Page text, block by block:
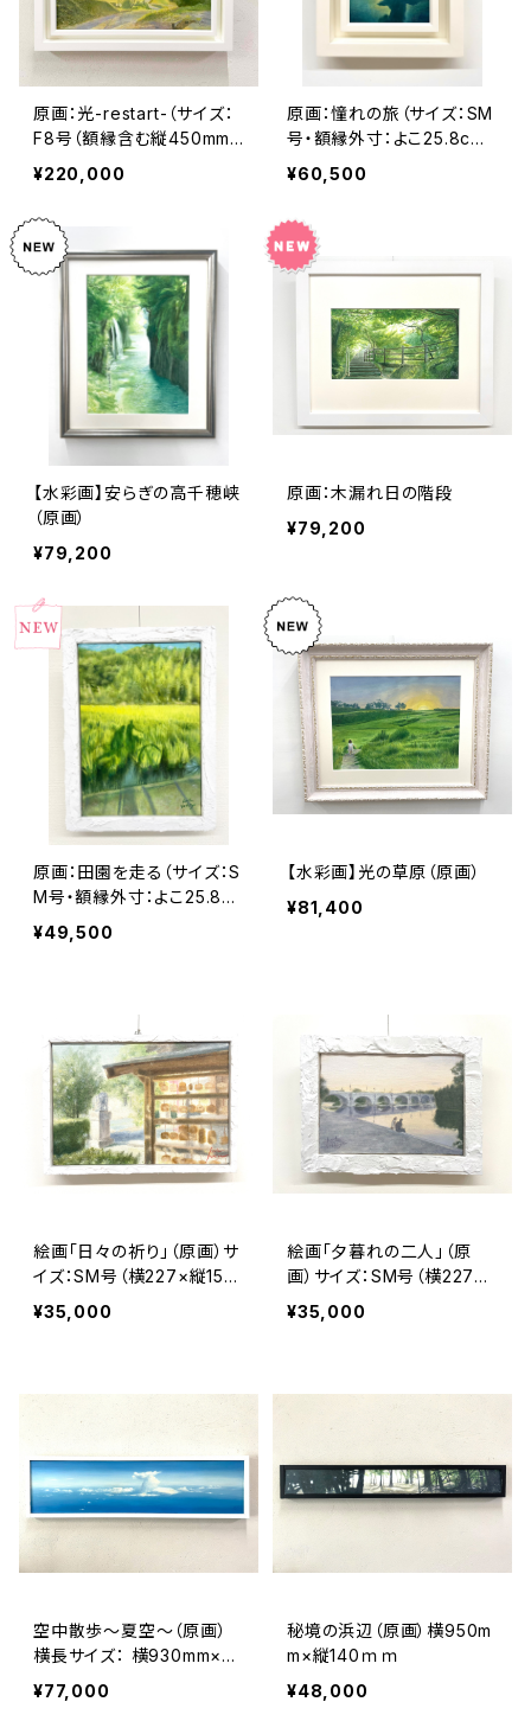
原画：光-restart-（サイズ：
F8号（額縁含む縦450mm×
横560mm×奥行45mm））
¥220,000
原画：憧れの旅（サイズ：SM
号・額縁外寸：よこ25.8cm×
たて32.7㎝×奥行4.5㎝）
¥60,500
【水彩画】安らぎの高千穂峡
（原画）
¥79,200
原画：木漏れ日の階段
¥79,200
原画：田園を走る（サイズ：S
M号・額縁外寸：よこ25.8c
m×たて32.7㎝×奥行4.5
¥49,500
【水彩画】光の草原（原画）
¥81,400
絵画「日々の祈り」（原画）サ
イズ：SM号（横227×縦158
㎜）
¥35,000
絵画「夕暮れの二人」（原
画）サイズ：SM号（横227×
縦158㎜）
¥35,000
空中散歩～夏空～（原画）
横長サイズ： 横930mm×縦
240mm
¥77,000
秘境の浜辺（原画）横950m
m×縦140ｍｍ
¥48,000